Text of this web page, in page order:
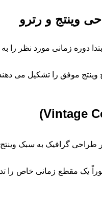
وینتج و رترو
دوره زمانی مورد نظر را
موفق را تشکیل می
در طراحی گرافیک به سبک